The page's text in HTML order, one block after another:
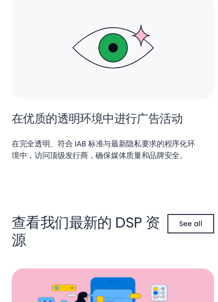
在优质的透明环境中进行广告活动
在完全透明、符合 IAB 标准与最新隐私要求的程序化环
境中，访问顶级发行商，确保媒体质量和品牌安全。
查看我们最新的 DSP 资
源
See all